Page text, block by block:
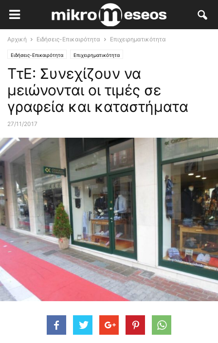
Αρχική Ειδήσεις-Επικαιρότητα Επιχειρηματικότητα
Ειδήσεις-Επικαιρότητα Επιχειρηματικότητα
ΤτΕ: Συνεχίζουν να
μειώνονται οι τιμές σε
γραφεία και καταστήματα
27/11/2017